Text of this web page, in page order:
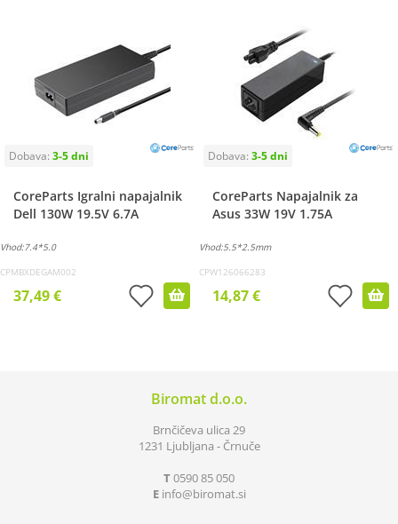
CoreParts Igralni napajalnik
Dell 130W 19.5V 6.7A
Vhod:7.4*5.0
CPMBXDEGAM002
37,49 €
CoreParts Napajalnik za
Asus 33W 19V 1.75A
Vhod:5.5*2.5mm
CPW126066283
14,87 €
Biromat d.o.o.
Brnčičeva ulica 29
1231 Ljubljana - Črnuče
T0590 85 050
E info biromat.si